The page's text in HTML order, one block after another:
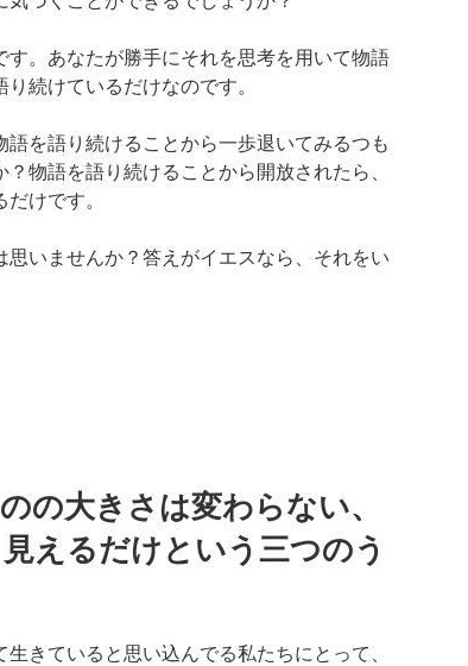
す。あなたが勝手にそれを思考を用いて物語
続けているだけなのです。
語を語り続けることから一歩退いてみるつも
物語を語り続けることから開放されたら、
けです。
思いませんか？答えがイエスなら、それをい
の大きさは変わらない、
えるだけという三つのう
きていると思い込んでる私たちにとって、